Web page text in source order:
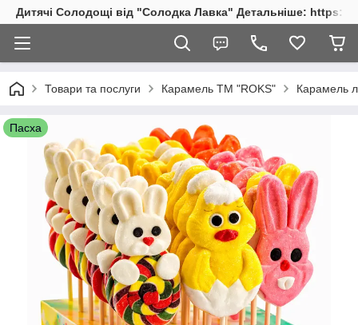
Дитячі Солодощі від "Солодка Лавка" Детальніше: https://
Товари та послуги Карамель ТМ "ROKS" Карамель
Пасха